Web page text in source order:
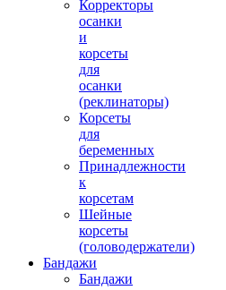
Универсальный бинт-бандаж BIAGIA
2500.00 руб.
Корректоры
осанки
и
корсеты
для
осанки
(реклинаторы)
Корсеты
для
беременных
Принадлежности
к
корсетам
Шейные
корсеты
(головодержатели)
Бандажи
Бандажи